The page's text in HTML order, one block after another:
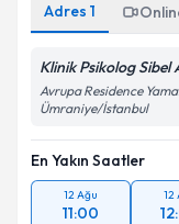
Adres 1
Klinik Psikolog Sibel
Avrupa Residence
Ümraniye/İstanbul
En Yakın Saatler
12 Ağu
11:00
12